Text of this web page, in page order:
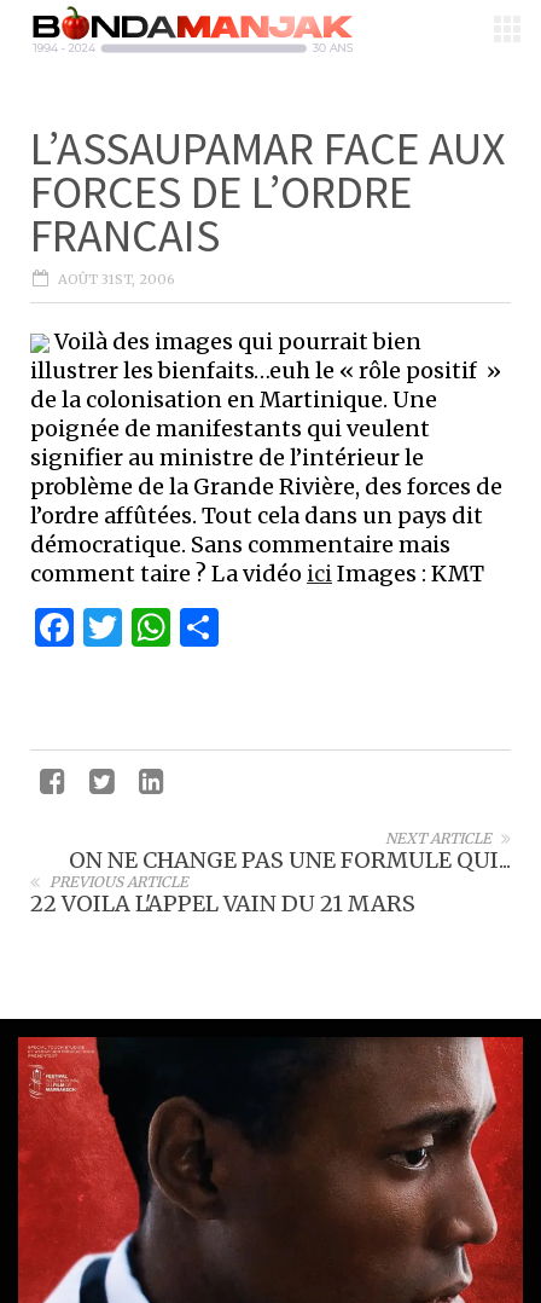
L’ASSAUPAMAR FACE AUX
FORCES DE L’ORDRE
FRANCAIS
AOÛT 31ST, 2006
Voilà des images qui pourrait bien
illustrer les bienfaits…euh le « rôle positif »
de la colonisation en Martinique. Une
poignée de manifestants qui veulent
signifier au ministre de l’intérieur le
problème de la Grande Rivière, des forces de
l’ordre affûtées. Tout cela dans un pays dit
démocratique. Sans commentaire mais
comment taire ? La vidéo iciImages : KMT
Facebook
Twitter
WhatsApp
NEXT ARTICLE
ON NE CHANGE PAS UNE FORMULE QUI...
PREVIOUS ARTICLE
22 VOILA L'APPEL VAIN DU 21 MARS